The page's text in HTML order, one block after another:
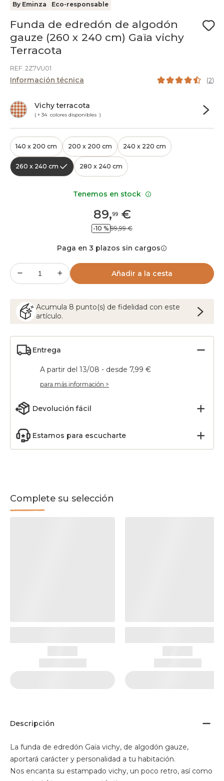
By Eminza Eco-responsable
Funda de edredón de algodón
gauze (260 x 240 cm) Gaïa vichy
Terracota
REF. 2Z7VU01
Información técnica (2)
Vichy terracota
( + 34 colores disponibles )
140 x 200 cm 200 x 200 cm 240 x 220 cm
260 x 240 cm 280 x 240 cm
89,99€
-10 % 99,99 €
Paga en 3 plazos sin cargos
Añadir a la cesta
Acumula 8 punto(s) de fidelidad con este
artículo.
Entrega
A partir del 13/08 - desde 7,99 €
para más información >
Devolución fácil
Estamos para escucharte
Complete su selección
Descripción
La funda de edredón Gaïa vichy, de algodón gauze,
aportará carácter y personalidad a tu habitación.
Nos encanta su estampado vichy, un poco retro, así como